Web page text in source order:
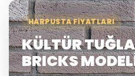
HARPUSTA FIYATLARI
KÜLTÜR
BRICKS